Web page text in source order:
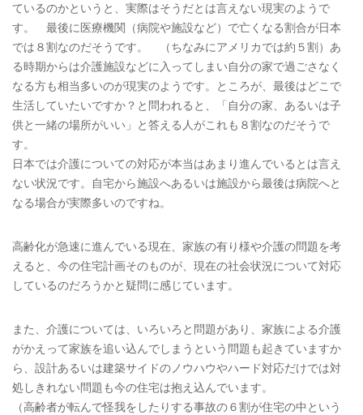
ているのかというと、実際はそうだとは言えない現実のようで
す。 最後に医療機関（病院や施設など）で亡くなる割合が日本
では８割なのだそうです。 （ちなみにアメリカでは約５割）あ
る時期からは介護施設などに入ってしまい自分の家で過ごさなく
なる方も相当多いのが現実のようです。ところが、最後はどこで
生活していたいですか？と問われると、「自分の家、あるいは子
供と一緒の場所がいい」と答える人がこれも８割なのだそうで
す。
日本では介護についての対応が本当はあまり進んでいるとは言え
ない状況です。自宅から施設へあるいは施設から最後は病院へと
なる場合が実際多いのですね。
高齢化が急速に進んでいる現在、家族の有り様や介護の問題を考
えると、今の住宅計画そのものが、現在の社会状況について対応
しているのだろうかと疑問に感じています。
また、介護については、いろいろと問題があり、家族による介護
がかえって家族を追い込んでしまうという問題も起きていますか
ら、設計あるいは建築サイドのノウハウやハード対応だけでは対
処しきれない問題も今の住宅は抱え込んでいます。
（高齢者が転んで怪我をしたりする事故の６割が住宅の中という